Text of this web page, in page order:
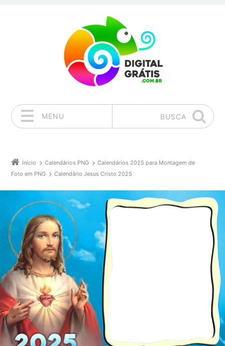
MENU BUSCA
Início Calendários PNG
Calendários 2025 para Montagem de
Foto em PNG
Calendário Jesus Cristo 2025